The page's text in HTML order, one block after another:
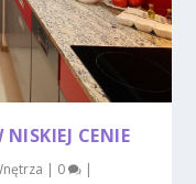
CENIE
| 0 |